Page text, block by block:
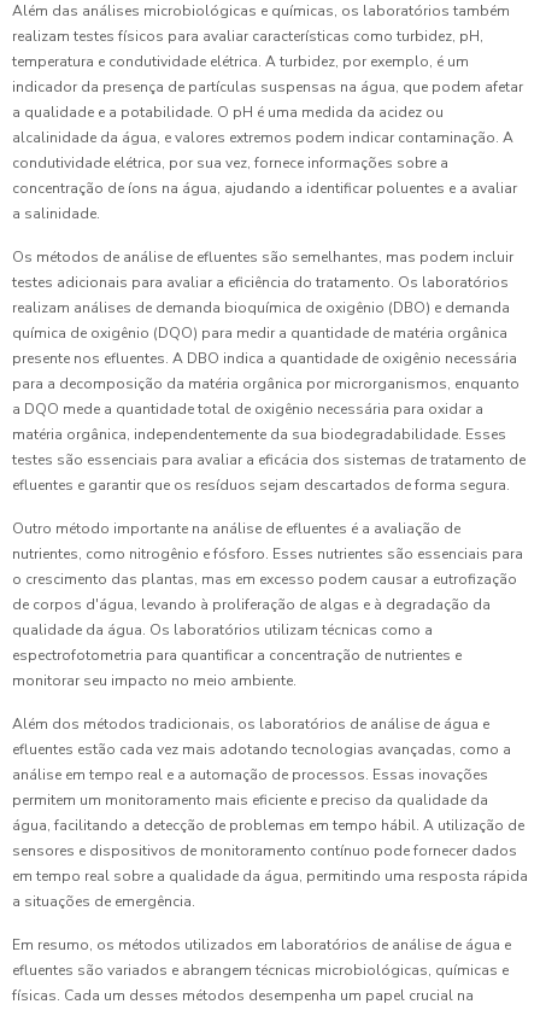
Além das análises microbiológicas e químicas, os laboratórios também
realizam testes físicos para avaliar características como turbidez, pH,
temperatura e condutividade elétrica. A turbidez, por exemplo, é um
indicador da presença de partículas suspensas na água, que podem afetar
a qualidade e a potabilidade. O pH é uma medida da acidez ou
alcalinidade da água, e valores extremos podem indicar contaminação. A
condutividade elétrica, por sua vez, fornece informações sobre a
concentração de íons na água, ajudando a identificar poluentes e a avaliar
a salinidade.
Os métodos de análise de efluentes são semelhantes, mas podem incluir
testes adicionais para avaliar a eficiência do tratamento. Os laboratórios
realizam análises de demanda bioquímica de oxigênio (DBO) e demanda
química de oxigênio (DQO) para medir a quantidade de matéria orgânica
presente nos efluentes. A DBO indica a quantidade de oxigênio necessária
para a decomposição da matéria orgânica por microrganismos, enquanto
a DQO mede a quantidade total de oxigênio necessária para oxidar a
matéria orgânica, independentemente da sua biodegradabilidade. Esses
testes são essenciais para avaliar a eficácia dos sistemas de tratamento de
efluentes e garantir que os resíduos sejam descartados de forma segura.
Outro método importante na análise de efluentes é a avaliação de
nutrientes, como nitrogênio e fósforo. Esses nutrientes são essenciais para
o crescimento das plantas, mas em excesso podem causar a eutrofização
de corpos d'água, levando à proliferação de algas e à degradação da
qualidade da água. Os laboratórios utilizam técnicas como a
espectrofotometria para quantificar a concentração de nutrientes e
monitorar seu impacto no meio ambiente.
Além dos métodos tradicionais, os laboratórios de análise de água e
efluentes estão cada vez mais adotando tecnologias avançadas, como a
análise em tempo real e a automação de processos. Essas inovações
permitem um monitoramento mais eficiente e preciso da qualidade da
água, facilitando a detecção de problemas em tempo hábil. A utilização de
sensores e dispositivos de monitoramento contínuo pode fornecer dados
em tempo real sobre a qualidade da água, permitindo uma resposta rápida
a situações de emergência.
Em resumo, os métodos utilizados em laboratórios de análise de água e
efluentes são variados e abrangem técnicas microbiológicas, químicas e
físicas. Cada um desses métodos desempenha um papel crucial na